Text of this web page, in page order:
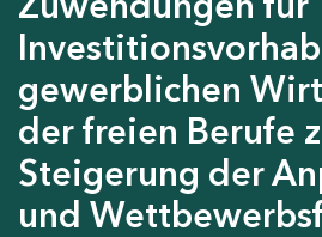
gewerblichen
der freien Berufe
Steigerung der
und